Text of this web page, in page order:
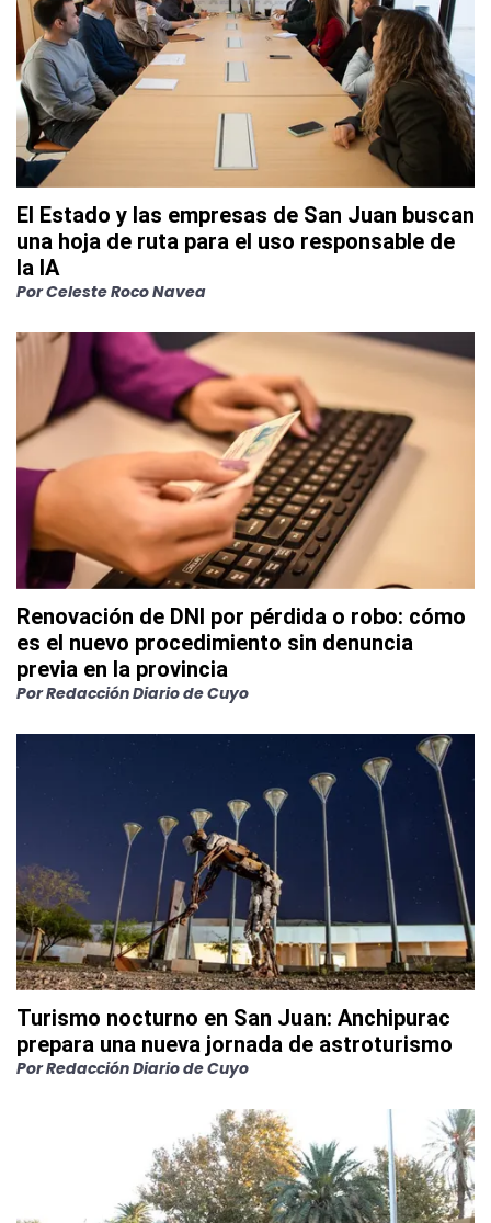
El Estado y las empresas de San Juan buscan
una hoja de ruta para el uso responsable de
la IA
PorCeleste Roco Navea
Renovación de DNI por pérdida o robo: cómo
es el nuevo procedimiento sin denuncia
previa en la provincia
PorRedacción Diario de Cuyo
Turismo nocturno en San Juan: Anchipurac
prepara una nueva jornada de astroturismo
PorRedacción Diario de Cuyo